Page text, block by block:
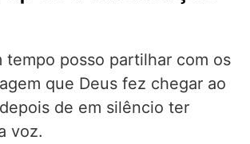
tempo posso partilhar com os
que Deus fez chegar ao
de em silêncio ter
voz.